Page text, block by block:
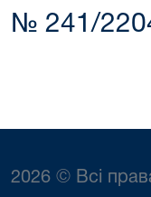
№ 241/
2026 © Всі